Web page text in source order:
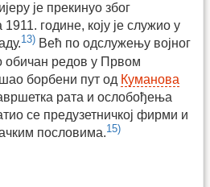
је прекинуо због
године, коју је служио у
13) Већ по одслужењу војног
обичан редов у Првом
борбени пут од Куманова
рата и ослобођења
се предузетничкој фирми и
пословима.15)